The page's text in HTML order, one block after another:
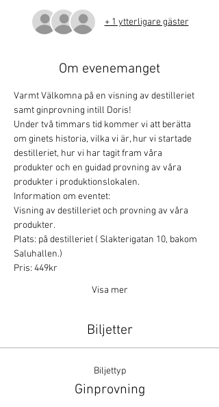
+ 1 ytterligare gäster
Om evenemanget
Varmt Välkomna på en visning av destilleriet
samt ginprovning intill Doris!
Under två timmars tid kommer vi att berätta
om ginets historia, vilka vi är, hur vi startade
destilleriet, hur vi har tagit fram våra
produkter och en guidad provning av våra
produkter i produktionslokalen.
Information om eventet:
Visning av destilleriet och provning av våra
produkter.
Plats: på destilleriet ( Slakterigatan 10, bakom
Saluhallen.)
Pris: 449kr
Visa mer
Biljetter
Biljettyp
Ginprovning